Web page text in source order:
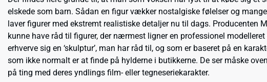
elskede som barn. Sådan en figur vækker nostalgiske følelser og
laver figurer med ekstremt realistiske detaljer nu til dags.
kunne have råd til figurer, der nærmest ligner en professionel
erhverve sig en ‘skulptur’, man har råd til, og som er baseret på en
som ikke normalt er at finde på hylderne i butikkerne. De ser måske
på ting med deres yndlings film- eller tegneseriekarakter.